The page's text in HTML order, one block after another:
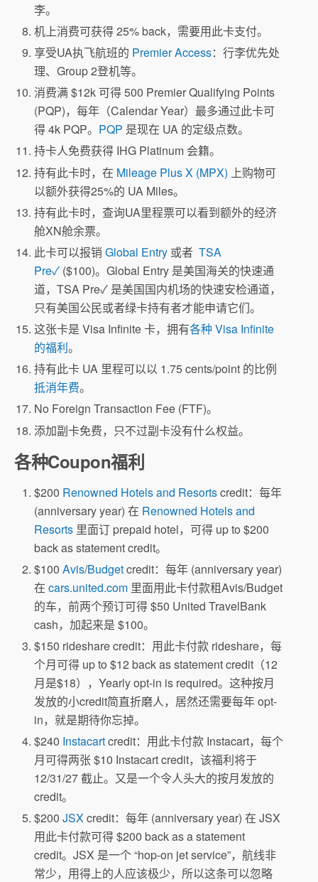
李。
机上消费可获得 25% back，需要用此卡支付。
享受UA执飞航班的 Premier Access：行李优先处
理、Group 2登机等。
消费满 $12k 可得 500 Premier Qualifying Points
(PQP)，每年（Calendar Year）最多通过此卡可
得 4k PQP。 PQP 是现在 UA 的定级点数。
持卡人免费获得 IHG Platinum 会籍。
持有此卡时，在 Mileage Plus X (MPX) 上购物可
以额外获得25%的 UA Miles。
持有此卡时，查询UA里程票可以看到额外的经济
舱XN舱余票。
此卡可以报销Global Entry 或者TSA
Pre✓ ($100)。Global Entry 是美国海关的快速通
道，TSA Pre✓ 是美国国内机场的快速安检通道，
只有美国公民或者绿卡持有者才能申请它们。
这张卡是 Visa Infinite 卡，拥有各种 Visa Infinite
的福利。
持有此卡 UA 里程可以以 1.75 cents/point 的比例
抵消年费。
No Foreign Transaction Fee (FTF)。
添加副卡免费，只不过副卡没有什么权益。
各种Coupon福利
$200 Renowned Hotels and Resortscredit：每年
(anniversary year) 在 Renowned Hotels and
Resorts 里面订 prepaid hotel，可得 up to $200
back as statement credit。
$100Avis/Budgetcredit：每年 (anniversary year)
在cars.united.com 里面用此卡付款租Avis/Budget
的车，前两个预订可得 $50 United TravelBank
cash，加起来是 $100。
$150 rideshare credit：用此卡付款 rideshare，每
个月可得 up to $12 back as statement credit（12
月是$18），Yearly opt-in is required。这种按月
发放的小credit简直折磨人，居然还需要每年 opt-
in，就是期待你忘掉。
$240 Instacartcredit：用此卡付款 Instacart，每个
月可得两张 $10 Instacart credit，该福利将于
12/31/27 截止。又是一个令人头大的按月发放的
credit。
$200JSXcredit：每年 (anniversary year) 在 JSX
用此卡付款可得 $200 back as a statement
credit。JSX 是一个 “hop-on jet service”，航线非
常少，用得上的人应该极少，所以这条可以忽略